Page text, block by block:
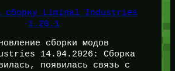
сборку Liminal Industries
1.20.1
сборки модов
14.04.2026: Сборка
появилась связь с